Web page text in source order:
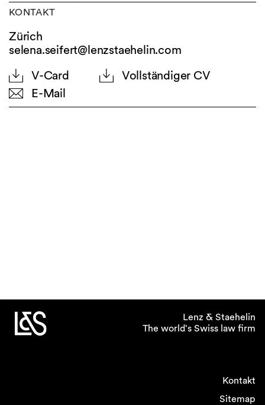
KONTAKT
Zürich
selena.seifert@lenzstaehelin.com
V-Card
Vollständiger CV
E-Mail
Lenz & Staehelin
The world's Swiss law firm
Kontakt
Sitemap